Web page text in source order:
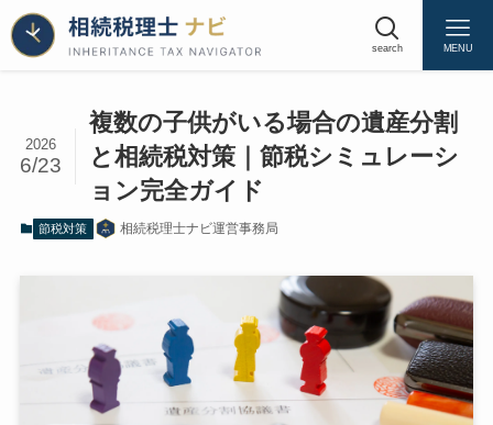
search MENU
複数の子供がいる場合の遺産分割
と相続税対策｜節税シミュレーシ
ョン完全ガイド
2026
6/23
節税対策 相続税理士ナビ運営事務局
複数の子供がいる場合、遺産分割で相続税が
こんなに変わる
なぜ「同じ遺産」なのに節税額が違うのか
法定相続分による相続税額の決まり方
配偶者と複数の子供がいる場合の相続税｜一
次相続の最適分割
配偶者軽減を最大限に活かす遺産分割戦略